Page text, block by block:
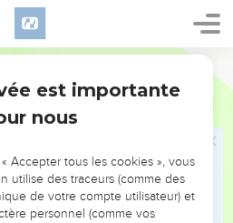
l'Eternel, qu'ils ne délivreront ni
seront délivrés.
jusques à faire ruisseler le
du milieu de lui les
s'y trouvent, je [suis] vivant, dit
ne délivreront ni fils ni filles ;
par leur justice.
est importante
nous
Accepter tous les cookies », vous
utilise des traceurs (comme des
de votre compte utilisateur) et
personnel (comme vos